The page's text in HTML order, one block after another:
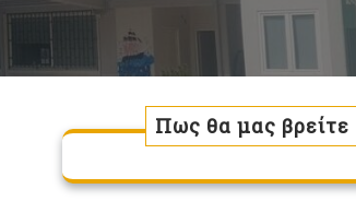
Πως θα μας βρείτε